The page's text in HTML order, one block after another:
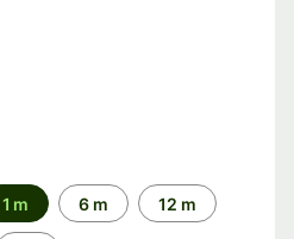
1 m 6 m 12 m